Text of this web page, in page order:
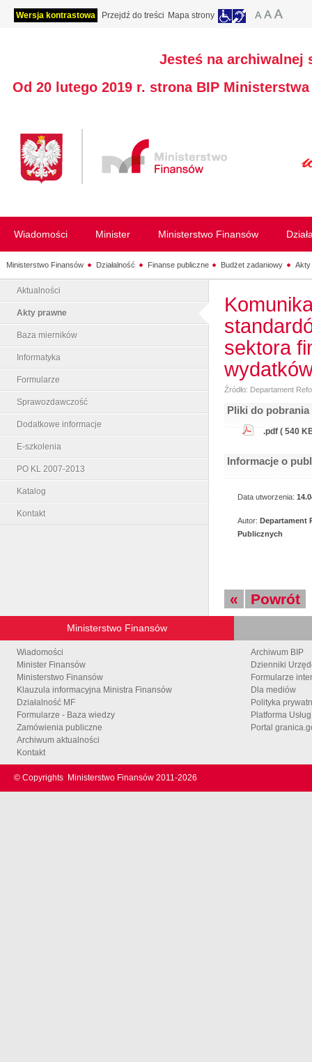
Wersja kontrastowa Przejdź do treści Mapa strony
Jesteś na archiwalnej
Od 20 lutego 2019 r. strona BIP
Wiadomości Minister Ministerstwo Finansów
Ministerstwo Finansów Działalność Finanse publiczne Budżet zadaniowy Akty
Aktualności
Akty prawne
Baza mierników
Informatyka
Formularze
Sprawozdawczość
Dodatkowe informacje
E-szkolenia
PO KL 2007-2013
Katalog
Kontakt
sektora
Źródło: Departament
Pliki do pobrania
.pdf ( 540
Informacje o
Data utworzenia:
Autor: Departament
Publicznych
« Powrót
Ministerstwo Finansów
Wiadomości
Minister Finansów
Ministerstwo Finansów
Klauzula informacyjna Ministra Finansów
Działalność MF
Formularze - Baza wiedzy
Zamówienia publiczne
Archiwum aktualności
Kontakt
Archiwum BIP
Dzienniki
Formularze
Dla mediów
Polityka
Platforma
Portal
© Copyrights Ministerstwo Finansów 2011-2026